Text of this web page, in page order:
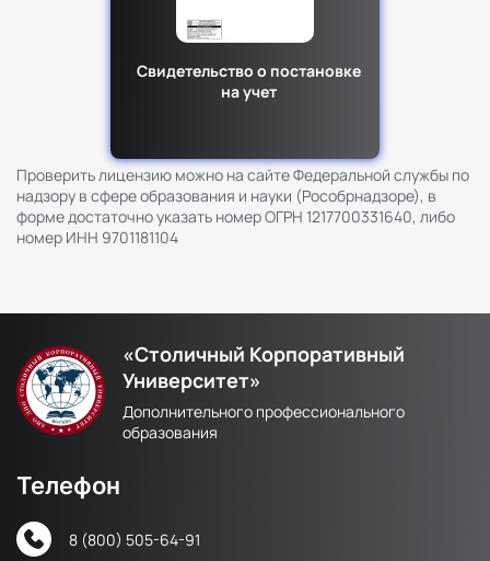
Свидетельство о постановке
на учет
Проверить лицензию можно на сайте Федеральной службы по
надзору в сфере образования и науки (Рособрнадзоре), в
форме достаточно указать номер ОГРН 1217700331640, либо
номер ИНН 9701181104
«Столичный Корпоративный
Университет»
Дополнительного профессионального
образования
Телефон
8 (800) 505-64-91